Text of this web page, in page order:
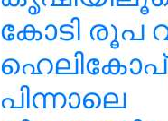
കോടി രൂപ
പിന്നാലെ